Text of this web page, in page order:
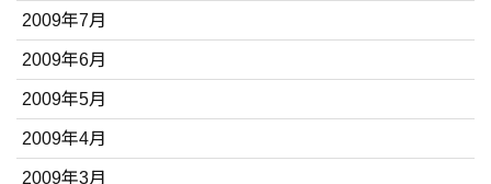
2009年7月
2009年6月
2009年5月
2009年4月
2009年3月